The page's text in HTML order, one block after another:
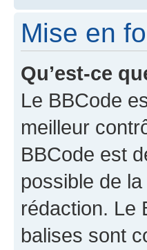
Mise en
Qu’est-ce
Le BBCode
meilleur
BBCode est
possible de
rédaction. Le
balises sont